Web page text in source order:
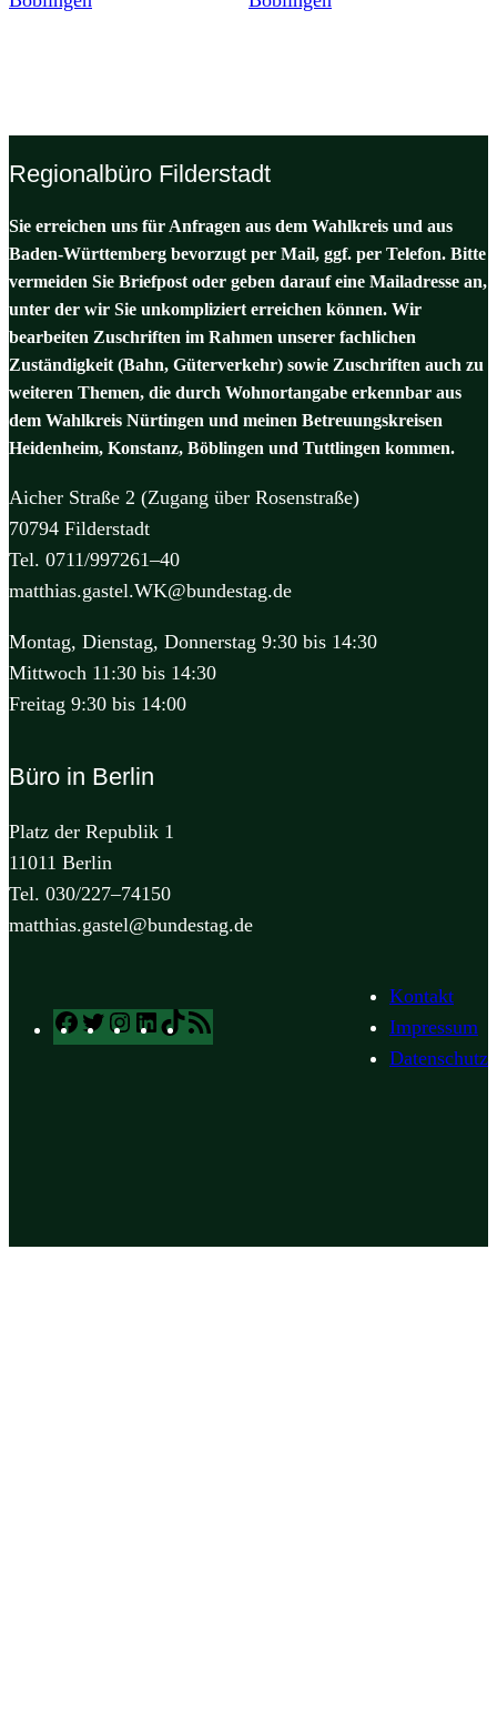
Regionalbüro Filderstadt
Sie erreichen uns für Anfragen aus dem Wahlkreis und aus
Baden-Württemberg bevorzugt per Mail, ggf. per Telefon. Bitte
vermeiden Sie Briefpost oder geben darauf eine Mailadresse an,
unter der wir Sie unkompliziert erreichen können. Wir
bearbeiten Zuschriften im Rahmen unserer fachlichen
Zuständigkeit (Bahn, Güterverkehr) sowie Zuschriften auch zu
weiteren Themen, die durch Wohnortangabe erkennbar aus
dem Wahlkreis Nürtingen und meinen Betreuungskreisen
Heidenheim, Konstanz, Böblingen und Tuttlingen kommen.
Aicher Straße 2 (Zugang über Rosenstraße)
70794 Filderstadt
Tel. 0711/997261–40
matthias.gastel.WK@bundestag.de
Montag, Dienstag, Donnerstag 9:30 bis 14:30
Mittwoch 11:30 bis 14:30
Freitag 9:30 bis 14:00
Büro in Berlin
Platz der Republik 1
11011 Berlin
Tel. 030/227–74150
matthias.gastel@bundestag.de
Facebook
TwitterInstagram
LinkedIn
TikTok
Kontakt
Impressum
Datenschutz